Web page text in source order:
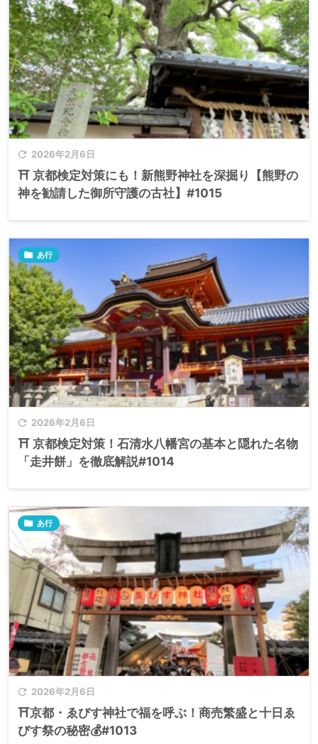
 2026年2月6日
⛩️ 京都検定対策にも！新熊野神社を深掘り【熊野の
神を勧請した御所守護の古社】#1015
 2026年2月6日
 あ行
⛩️ 京都検定対策！石清水八幡宮の基本と隠れた名物
「走井餅」を徹底解説#1014
 2026年2月6日
 あ行
⛩️京都・ゑびす神社で福を呼ぶ！商売繁盛と十日ゑ
びす祭の秘密💰#1013